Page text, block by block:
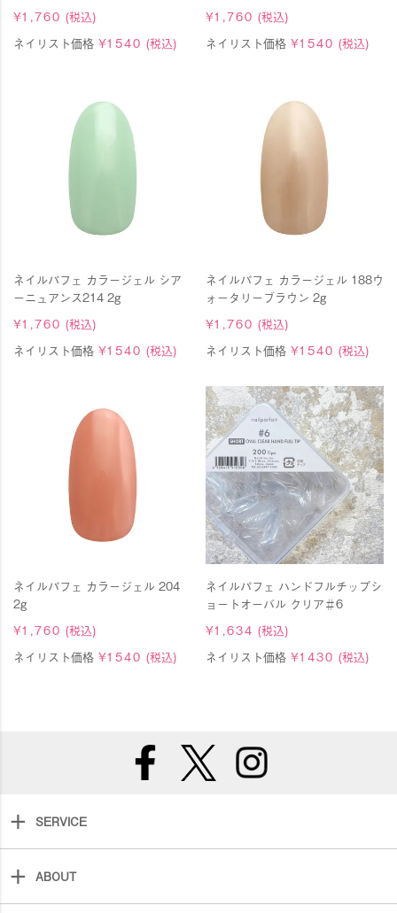
¥1,760 (税込)
ネイリスト価格 ¥1540 (税込)
¥1,760 (税込)
ネイリスト価格 ¥1540 (税込)
ネイルパフェ カラージェル シア
ーニュアンス214 2g
¥1,760 (税込)
ネイリスト価格 ¥1540 (税込)
ネイルパフェ カラージェル 188ウ
ォータリーブラウン 2g
¥1,760 (税込)
ネイリスト価格 ¥1540 (税込)
ネイルパフェ カラージェル 204
2g
¥1,760 (税込)
ネイリスト価格 ¥1540 (税込)
ネイルパフェ ハンドフルチップシ
ョートオーバル クリア＃6
¥1,634 (税込)
ネイリスト価格 ¥1430 (税込)
SERVICE
ABOUT